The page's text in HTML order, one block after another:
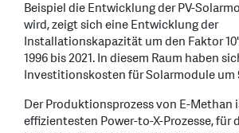
Beispiel die Entwicklung der PV-
wird, zeigt sich eine Entwicklung der
Installationskapazität um den Faktor
1996 bis 2021. In diesem Raum haben
Investitionskosten für Solarmodule um
Der Produktionsprozess von E-Methan
effizientesten Power-to-X-Prozesse, für